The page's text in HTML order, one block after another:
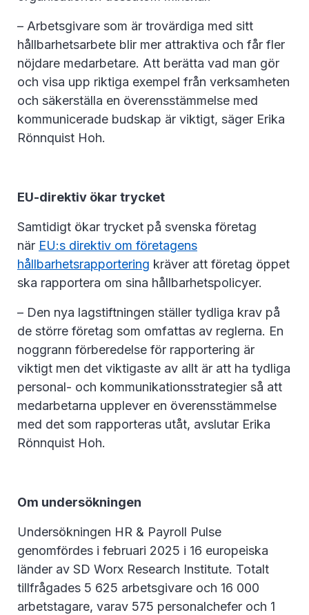
– Arbetsgivare som är trovärdiga med sitt
hållbarhetsarbete blir mer attraktiva och får fler
nöjdare medarbetare. Att berätta vad man gör
och visa upp riktiga exempel från verksamheten
och säkerställa en överensstämmelse med
kommunicerade budskap är viktigt, säger Erika
Rönnquist Hoh.
EU-direktiv ökar trycket
Samtidigt ökar trycket på svenska företag
när EU:s direktiv om företagens
hållbarhetsrapportering kräver att företag öppet
ska rapportera om sina hållbarhetspolicyer.
– Den nya lagstiftningen ställer tydliga krav på
de större företag som omfattas av reglerna. En
noggrann förberedelse för rapportering är
viktigt men det viktigaste av allt är att ha tydliga
personal- och kommunikationsstrategier så att
medarbetarna upplever en överensstämmelse
med det som rapporteras utåt, avslutar Erika
Rönnquist Hoh.
Om undersökningen
Undersökningen HR & Payroll Pulse
genomfördes i februari 2025 i 16 europeiska
länder av SD Worx Research Institute. Totalt
tillfrågades 5 625 arbetsgivare och 16 000
arbetstagare, varav 575 personalchefer och 1